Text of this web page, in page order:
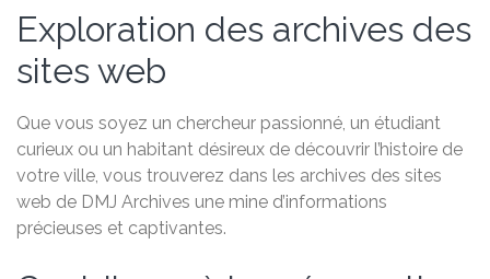
Exploration des archives des
sites web
Que vous soyez un chercheur passionné, un étudiant
curieux ou un habitant désireux de découvrir l’histoire de
votre ville, vous trouverez dans les archives des sites
web de DMJ Archives une mine d’informations
précieuses et captivantes.